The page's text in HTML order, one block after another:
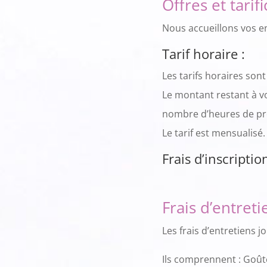
Offres et
Nous accueillons vos
Tarif horaire :
Les tarifs horaires
Le montant restant à
nombre d’heures de
Le tarif est mensualisé.
Frais
Frais
Les frais d’entretiens
Ils comprennent :